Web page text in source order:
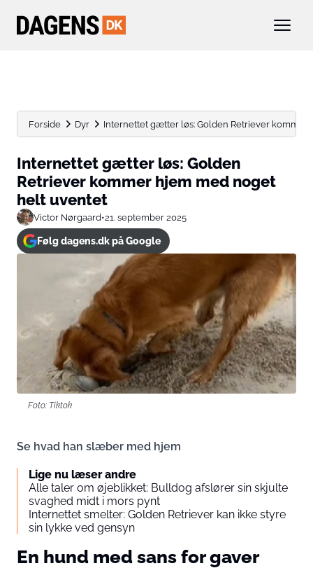
Forside Dyr Internettet gætter løs: Golden Retriever kommer
Internettet gætter løs: Golden
Retriever kommer hjem med noget
helt uventet
Victor Nørgaard•21. september 2025
Følg dagens.dk på Google
Foto: Tiktok
Se hvad han slæber med hjem
Lige nu læser andre
Alle taler om øjeblikket: Bulldog afslører sin skjulte
svaghed midt i mors pynt
Internettet smelter: Golden Retriever kan ikke styre
sin lykke ved gensyn
En hund med sans for gaver